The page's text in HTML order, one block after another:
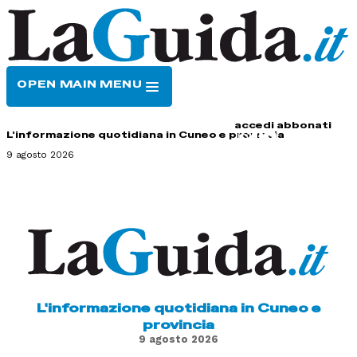
OPEN MAIN MENU
accedi abbonati
L'informazione quotidiana in Cuneo e provincia
9 agosto 2026
L'informazione quotidiana in Cuneo e
provincia
9 agosto 2026